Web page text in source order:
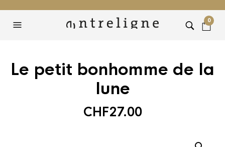
0
Le petit bonhomme de la
lune
CHF27.00